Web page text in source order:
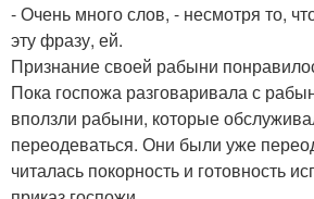
- Очень много слов, - несмотря то,
эту фразу, ей.
Признание своей рабыни
Пока госпожа разговаривала с
вползли рабыни, которые
переодеваться. Они были уже
читалась покорность и готовность